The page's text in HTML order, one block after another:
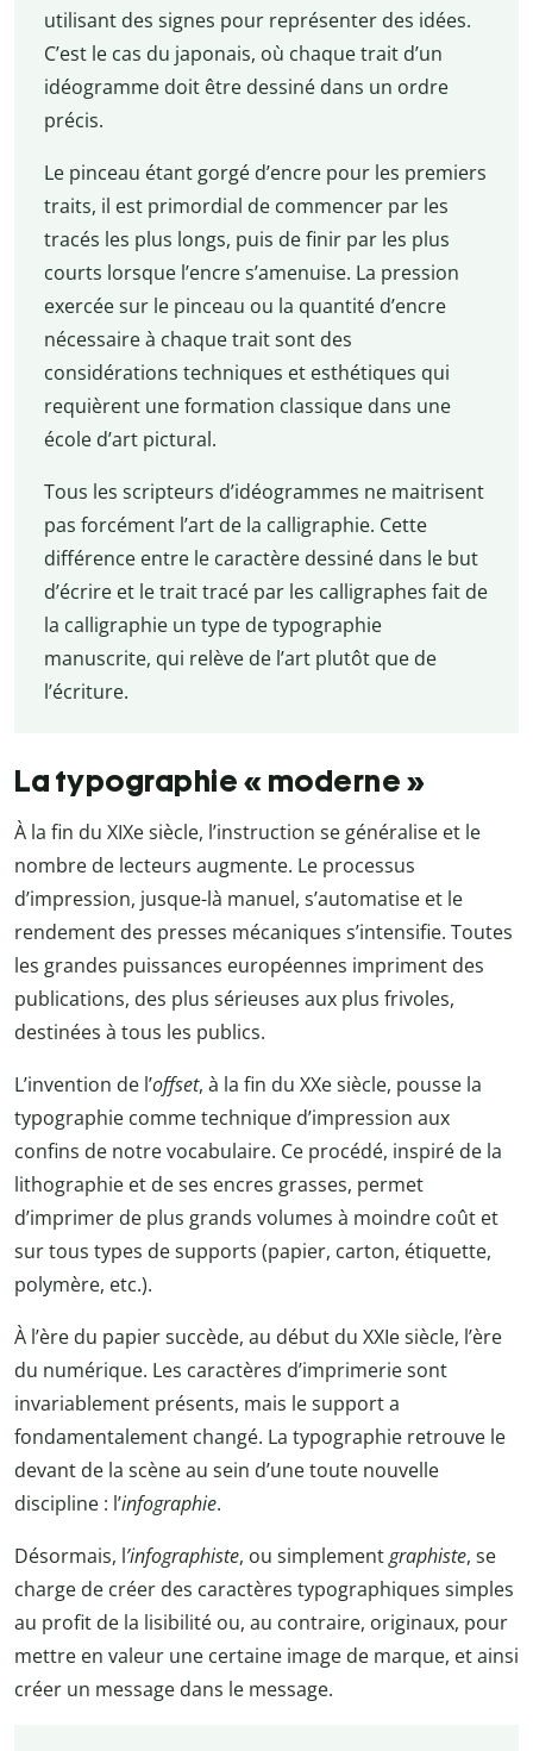
utilisant des signes pour représenter des idées.
C’est le cas du japonais, où chaque trait d’un
idéogramme doit être dessiné dans un ordre
précis.
Le pinceau étant gorgé d’encre pour les premiers
traits, il est primordial de commencer par les
tracés les plus longs, puis de finir par les plus
courts lorsque l’encre s’amenuise. La pression
exercée sur le pinceau ou la quantité d’encre
nécessaire à chaque trait sont des
considérations techniques et esthétiques qui
requièrent une formation classique dans une
école d’art pictural.
Tous les scripteurs d’idéogrammes ne maitrisent
pas forcément l’art de la calligraphie. Cette
différence entre le caractère dessiné dans le but
d’écrire et le trait tracé par les calligraphes fait de
la calligraphie un type de typographie
manuscrite, qui relève de l’art plutôt que de
l’écriture.
La typographie « moderne »
À la fin du XIXe siècle, l’instruction se généralise et le
nombre de lecteurs augmente. Le processus
d’impression, jusque-là manuel, s’automatise et le
rendement des presses mécaniques s’intensifie. Toutes
les grandes puissances européennes impriment des
publications, des plus sérieuses aux plus frivoles,
destinées à tous les publics.
L’invention de l’offset, à la fin du XXe siècle, pousse la
typographie comme technique d’impression aux
confins de notre vocabulaire. Ce procédé, inspiré de la
lithographie et de ses encres grasses, permet
d’imprimer de plus grands volumes à moindre coût et
sur tous types de supports (papier, carton, étiquette,
polymère, etc.).
À l’ère du papier succède, au début du XXIe siècle, l’ère
du numérique. Les caractères d’imprimerie sont
invariablement présents, mais le support a
fondamentalement changé. La typographie retrouve le
devant de la scène au sein d’une toute nouvelle
discipline : l’infographie.
Désormais, l’infographiste, ou simplementgraphiste, se
charge de créer des caractères typographiques simples
au profit de la lisibilité ou, au contraire, originaux, pour
mettre en valeur une certaine image de marque, et ainsi
créer un message dans le message.